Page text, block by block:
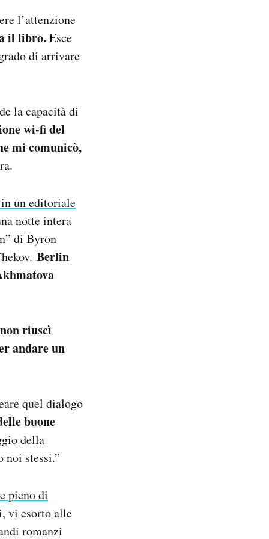
l’attenzione
il libro. Esce
di arrivare
la capacità di
wi-fi del
mi comunicò,
un editoriale
notte intera
di Byron
Berlin
riuscì
andare un
quel dialogo
buone
della
noi stessi.”
pieno di
vi esorto alle
romanzi